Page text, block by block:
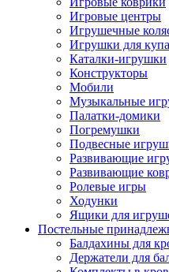
Игровые центры
Игрушечные
Игрушки для
Каталки-игрушки
Конструкторы
Мобили
Музыкальные
Палатки-домики
Погремушки
Подвесные
Развивающие
Развивающие
Ролевые игры
Ходунки
Ящики для
Постельные
Балдахины для
Держатели для